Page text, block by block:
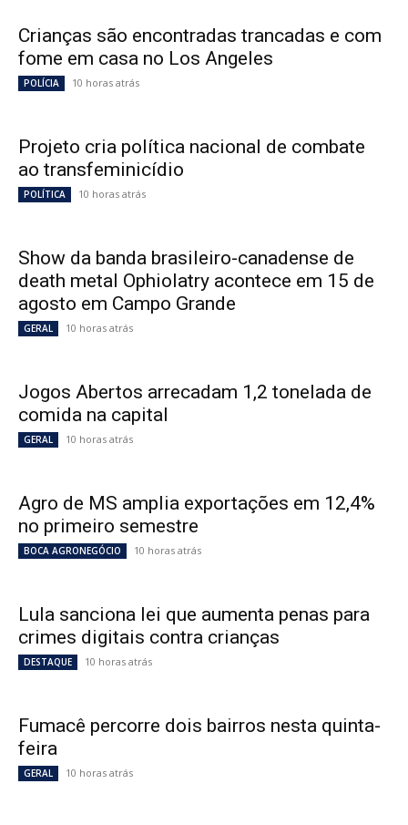
Crianças são encontradas trancadas e com
fome em casa no Los Angeles
POLÍCIA 10 horas atrás
Projeto cria política nacional de combate
ao transfeminicídio
POLÍTICA 10 horas atrás
Show da banda brasileiro-canadense de
death metal Ophiolatry acontece em 15 de
agosto em Campo Grande
GERAL 10 horas atrás
Jogos Abertos arrecadam 1,2 tonelada de
comida na capital
GERAL 10 horas atrás
Agro de MS amplia exportações em 12,4%
no primeiro semestre
BOCA AGRONEGÓCIO 10 horas atrás
Lula sanciona lei que aumenta penas para
crimes digitais contra crianças
DESTAQUE 10 horas atrás
Fumacê percorre dois bairros nesta quinta-
feira
GERAL 10 horas atrás